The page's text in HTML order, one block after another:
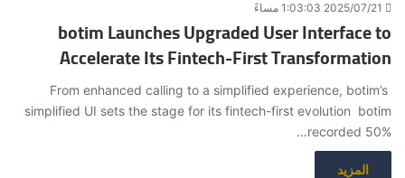
2025/07/21 1:03:03 مساءً
botim Launches Upgraded User Interface to
Accelerate Its Fintech-First Transformation
From enhanced calling to a simplified experience, botim’s
simplified UI sets the stage for its fintech-first evolution botim
recorded 50%…
المزيد